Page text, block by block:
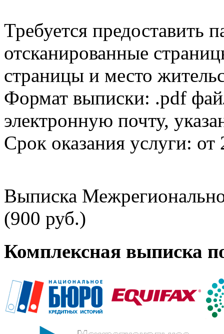
Требуется предоставить
отсканированные
страницы и место
Формат выписки: .pdf
электронную почту,
Срок оказания услуги: от
Выписка
(900 руб.)
Комплексная выписка